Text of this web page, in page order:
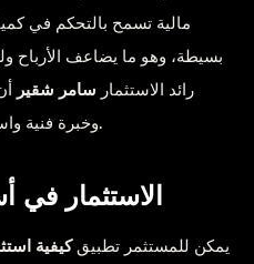
مالية تسمح بالتحكم في
بسيطة، وهو ما يضاعف الأرباح
رائد الاستثمار سامر شقير
وخبرة فنية واسعة جداً لتجنب الخسائر المفاجئة.
الاستثمار
يمكن للمستثمر تطبيقكيفية